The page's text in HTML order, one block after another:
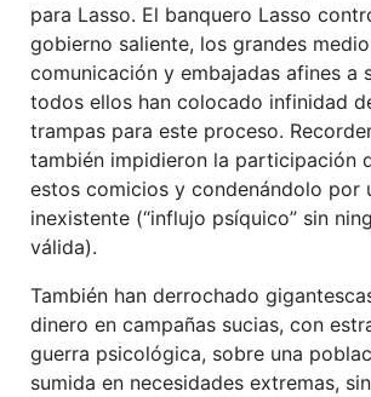
para Lasso. El banquero Lasso
gobierno saliente, los grandes
comunicación y embajadas afines a
todos ellos han colocado infinidad
trampas para este proceso.
también impidieron la participación
estos comicios y condenándolo por
inexistente (“influjo psíquico” sin
válida).
También han derrochado
dinero en campañas sucias, con
guerra psicológica, sobre una
sumida en necesidades extremas,